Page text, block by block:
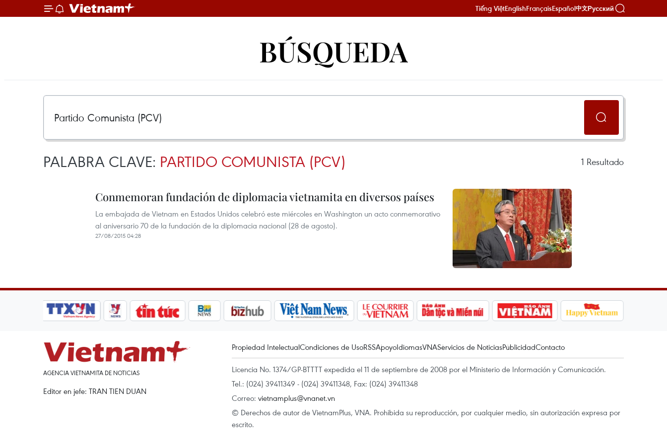
Tiếng ViệtEnglishFrançaisEspañol中文Русский
BÚSQUEDA
PALABRA CLAVE: PARTIDO COMUNISTA (PCV) 1 Resultado
Conmemoran fundación de diplomacia vietnamita en diversos países
La embajada de Vietnam en Estados Unidos celebró este miércoles en Washington un acto conmemorativo
al aniversario 70 de la fundación de la diplomacia nacional (28 de agosto).
27/08/2015 04:28
AGENCIA VIETNAMITA DE NOTICIAS
Editor en jefe: TRAN TIEN DUAN
Propiedad IntelectualCondiciones de UsoRSSApoyoIdiomasVNAServicios de NoticiasPublicidadContacto
Licencia No. 1374/GP-BTTTT expedida el 11 de septiembre de 2008 por el Ministerio de Información y Comunicación.
Tel.: (024) 39411349 - (024) 39411348, Fax: (024) 39411348
Correo: vietnamplus@vnanet.vn
© Derechos de autor de VietnamPlus, VNA. Prohibida su reproducción, por cualquier medio, sin autorización expresa por
escrito.